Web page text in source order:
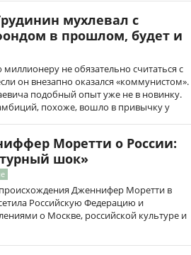
мухлевал с
в прошлом, будет и
не обязательно считаться с
он внезапно оказался «коммунистом».
подобный опыт уже не в новинку.
похоже, вошло в привычку у
Моретти о России:
шок»
Дженнифер Моретти в
Российскую Федерацию и
о Москве, российской культуре и